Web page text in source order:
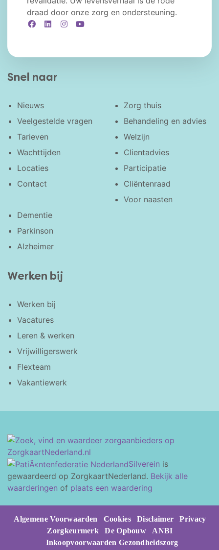
draad door onze zorg en ondersteuning.
FacebookLinkedInInstagram
Snel naar
Nieuws
Veelgestelde vragen
Tarieven
Wachttijden
Locaties
Contact
Zorg thuis
Behandeling en advies
Welzijn
Clientadvies
Participatie
Cliëntenraad
Voor naasten
Dementie
Parkinson
Alzheimer
Werken bij
Werken bij
Vacatures
Leren & werken
Vrijwilligerswerk
Flexteam
Vakantiewerk
Silverein is
gewaardeerd op ZorgkaartNederland. Bekijk alle
waarderingen of plaats een waardering
Algemene Voorwaarden Cookies Disclaimer
Privacy
Zorgkeurmerk
De Opbouw
ANBI
Inkoopvoorwaarden Gezondheidszorg